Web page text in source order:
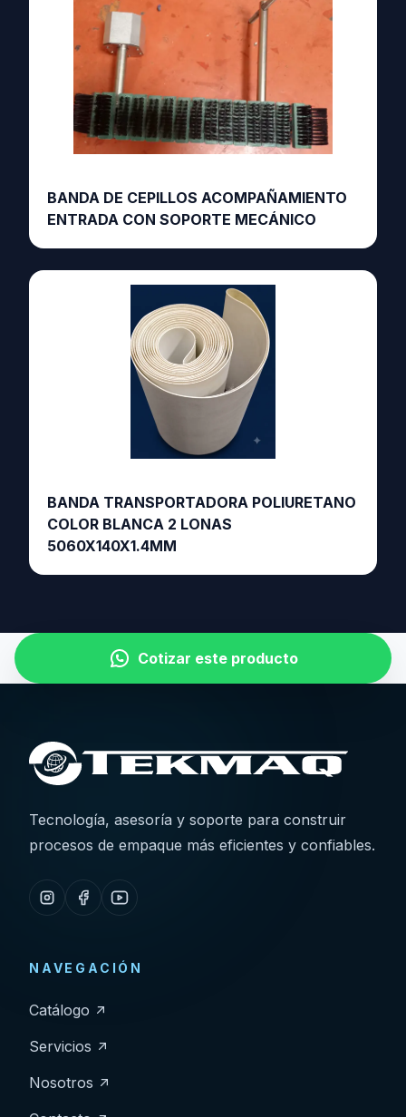
BANDA DE CEPILLOS ACOMPAÑAMIENTO
ENTRADA CON SOPORTE MECÁNICO
BANDA TRANSPORTADORA POLIURETANO
COLOR BLANCA 2 LONAS
5060X140X1.4MM
Cotizar este producto
Tecnología, asesoría y soporte para construir
procesos de empaque más eficientes y confiables.
NAVEGACIÓN
Catálogo
Servicios
Nosotros